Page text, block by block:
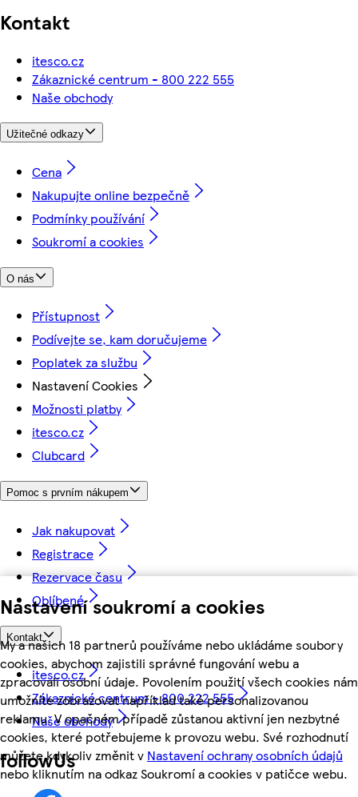
Nastavení soukromí a cookies
My a našich 18 partnerů používáme nebo ukládáme soubory
cookies, abychom zajistili správné fungování webu a
zpracovali osobní údaje. Povolením použití všech cookies nám
umožníte zobrazovat například také personalizovanou
reklamu. V opačném případě zůstanou aktivní jen nezbytné
cookies, které potřebujeme k provozu webu. Své rozhodnutí
můžete kdykoliv změnit v Nastavení ochrany osobních údajů
nebo kliknutím na odkaz Soukromí a cookies v patičce webu.
Kontakt
itesco.cz
Zákaznické centrum - 800 222 555
Naše obchody
Užitečné odkazy
Cena
Nakupujte online bezpečně
Podmínky používání
Soukromí a cookies
O nás
Přístupnost
Podívejte se, kam doručujeme
Poplatek za službu
Nastavení Cookies
Možnosti platby
itesco.cz
Clubcard
Pomoc s prvním nákupem
Jak nakupovat
Registrace
Rezervace času
Oblíbené
Kontakt
itesco.cz
Zákaznické centrum - 800 222 555
Naše obchody
followUs